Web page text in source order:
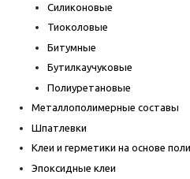
Силиконовые
Тиоколовые
Битумные
Бутилкаучуковые
Полиуретановые
Металлополимерные составы
Шпатлевки
Клеи и герметики на основе
Эпоксидные клеи